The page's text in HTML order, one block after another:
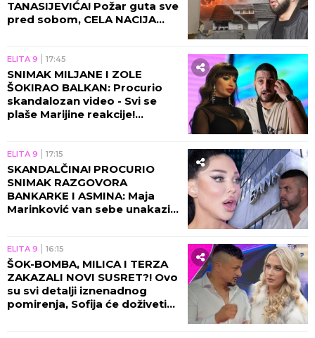
TANASIJEVIĆA! Požar guta sve
pred sobom, CELA NACIJA
ELITA 9 17:45
SNIMAK MILJANE I ZOLE
ŠOKIRAO BALKAN: Procurio
skandalozan video - Svi se
plaše Marijine reakcije!
ELITA 9 17:15
SKANDALČINA! PROCURIO
SNIMAK RAZGOVORA
BANKARKE I ASMINA: Maja
Marinković van sebe unakazila
ELITA 9 16:15
ŠOK-BOMBA, MILICA I TERZA
ZAKAZALI NOVI SUSRET?! Ovo
su svi detalji iznenadnog
pomirenja, Sofija će doživeti